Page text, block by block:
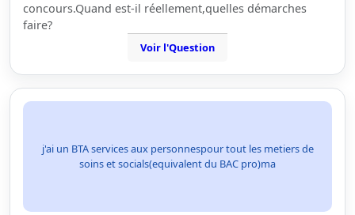
concours.Quand est-il réellement,quelles démarches
faire?
Voir l'Question
j'ai un BTA services aux personnespour tout les metiers de
soins et socials(equivalent du BAC pro)ma